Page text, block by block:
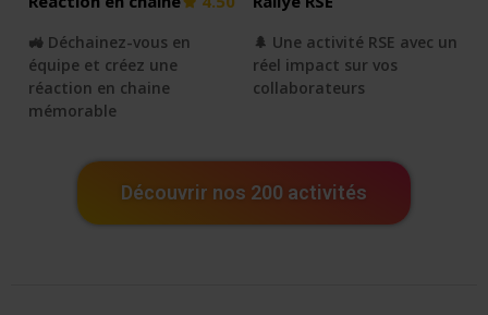
🚜 Déchainez-vous en
équipe et créez une
réaction en chaine
mémorable
🌲 Une activité RSE avec un
réel impact sur vos
collaborateurs
Découvrir nos 200 activités